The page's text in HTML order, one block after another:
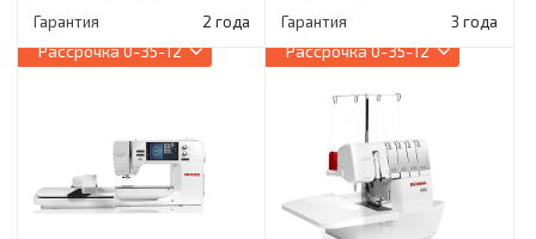
Гарантия 2 года Гарантия 3 года
Рассрочка0-35-12 Рассрочка0-35-12